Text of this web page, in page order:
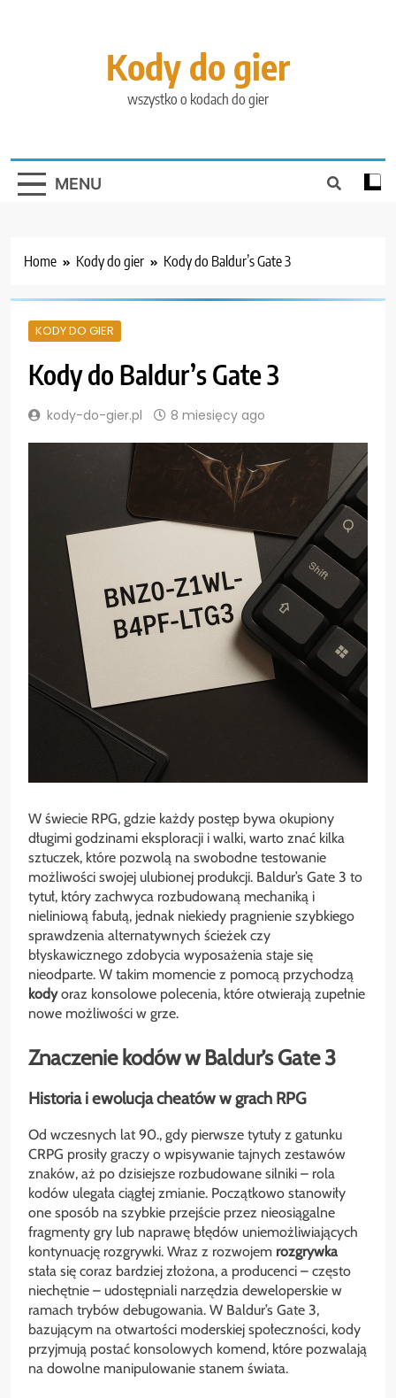
Kody do gier
wszystko o kodach do gier
MENU
Home Kody do gier Kody do Baldur’s Gate 3
KODY DO GIER
Kody do Baldur’s Gate 3
kody-do-gier.pl 8 miesięcy ago
W świecie RPG, gdzie każdy postęp bywa okupiony
długimi godzinami eksploracji i walki, warto znać kilka
sztuczek, które pozwolą na swobodne testowanie
możliwości swojej ulubionej produkcji. Baldur’s Gate 3 to
tytuł, który zachwyca rozbudowaną mechaniką i
nieliniową fabułą, jednak niekiedy pragnienie szybkiego
sprawdzenia alternatywnych ścieżek czy
błyskawicznego zdobycia wyposażenia staje się
nieodparte. W takim momencie z pomocą przychodzą
kodyoraz konsolowe polecenia, które otwierają zupełnie
nowe możliwości w grze.
Znaczenie kodów w Baldur’s Gate 3
Historia i ewolucja cheatów w grach RPG
Od wczesnych lat 90., gdy pierwsze tytuły z gatunku
CRPG prosiły graczy o wpisywanie tajnych zestawów
znaków, aż po dzisiejsze rozbudowane silniki – rola
kodów ulegała ciągłej zmianie. Początkowo stanowiły
one sposób na szybkie przejście przez nieosiągalne
fragmenty gry lub naprawę błędów uniemożliwiających
kontynuację rozgrywki. Wraz z rozwojem rozgrywka
stała się coraz bardziej złożona, a producenci – często
niechętnie – udostępniali narzędzia deweloperskie w
ramach trybów debugowania. W Baldur’s Gate 3,
bazującym na otwartości moderskiej społeczności, kody
przyjmują postać konsolowych komend, które pozwalają
na dowolne manipulowanie stanem świata.